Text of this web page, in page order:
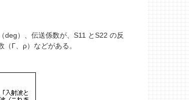
deg）、伝送係数が、S11 とS22 の反
Γ、ρ）などがある。